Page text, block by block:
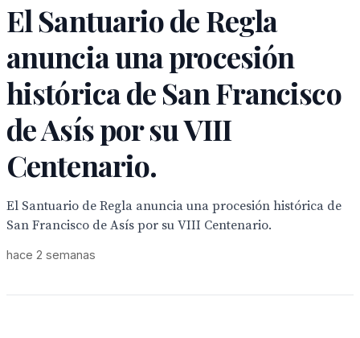
El Santuario de Regla
anuncia una procesión
histórica de San Francisco
de Asís por su VIII
Centenario.
El Santuario de Regla anuncia una procesión histórica de
San Francisco de Asís por su VIII Centenario.
hace 2 semanas